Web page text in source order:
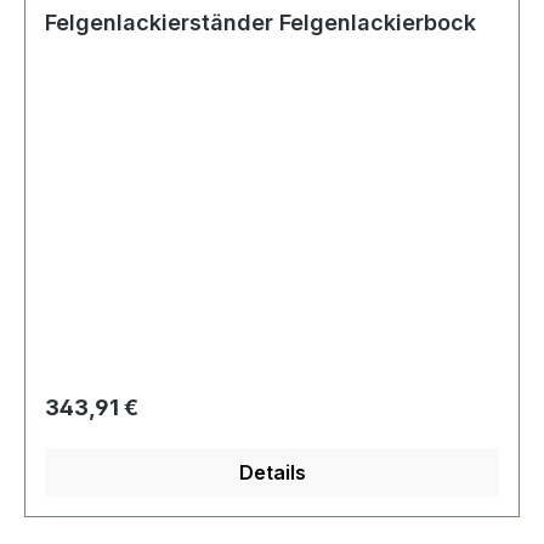
Felgenlackierständer Felgenlackierbock
Regulärer Preis:
343,91 €
Details